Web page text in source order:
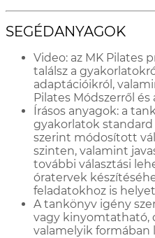
SEGÉDANYAGOK
Video: az MK Pilates
találsz a
adaptációikról,
Pilates Módszerről és
Írásos anyagok: a
gyakorlatok standard
szerint módosított
szinten, valamint
további választási
óratervek
feladatokhoz is
A tankönyv igény
vagy kinyomtatható,
valamelyik formában